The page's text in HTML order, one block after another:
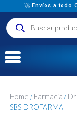
🚀 Envíos a todo
Home /Farmacia /
SBS DROFARMA